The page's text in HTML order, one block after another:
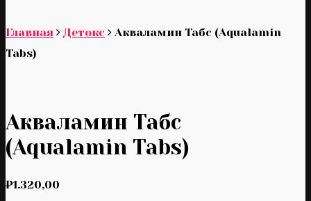
Главная Детокс
Акваламин Табс (Aqualamin
Tabs)
Акваламин Табс
(Aqualamin Tabs)
₽1.320,00